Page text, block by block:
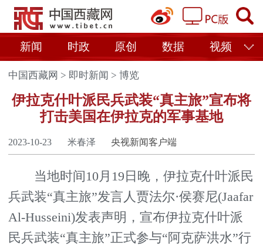
新闻 时政 原创 数据 视频
中国西藏网 > 即时新闻 >博览
伊拉克什叶派民兵武装“真主旅”宣布将
打击美国在伊拉克的军事基地
2023-10-23 米春泽 央视新闻客户端
当地时间10月19日晚，伊拉克什叶派民
兵武装“真主旅”发言人贾法尔·侯赛尼(Jaafar
Al-Husseini)发表声明，宣布伊拉克什叶派
民兵武装“真主旅”正式参与“阿克萨洪水”行